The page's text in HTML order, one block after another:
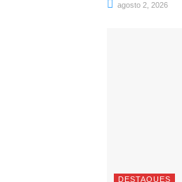
agosto 2, 2026
DESTAQUES